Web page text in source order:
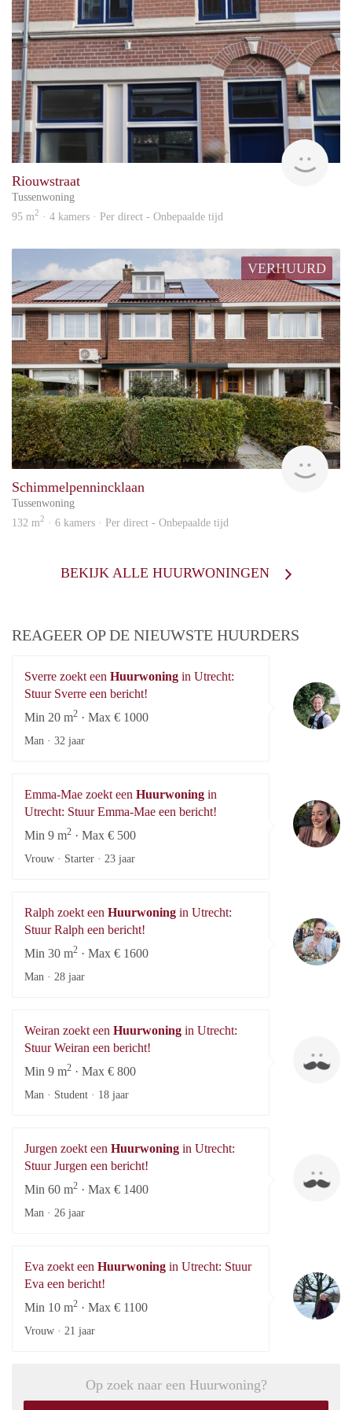
Riouwstraat
Tussenwoning
95 m2 · 4 kamers · Per direct - Onbepaalde tijd
VERHUURD
Otten
Schimmelpennincklaan
Tussenwoning
132 m2 · 6 kamers · Per direct - Onbepaalde tijd
BEKIJK ALLE HUURWONINGEN
REAGEER OP DE NIEUWSTE HUURDERS
Sverre zoekt een Huurwoning in Utrecht:
Stuur Sverre een bericht!
Min 20 m2 · Max € 1000
Man · 32 jaar
Emma-Mae zoekt een Huurwoning in
Utrecht: Stuur Emma-Mae een bericht!
Min 9 m2 · Max € 500
Vrouw · Starter · 23 jaar
Ralph zoekt een Huurwoning in Utrecht:
Stuur Ralph een bericht!
Min 30 m2 · Max € 1600
Man · 28 jaar
Weiran zoekt een Huurwoning in Utrecht:
Stuur Weiran een bericht!
Min 9 m2 · Max € 800
Man · Student · 18 jaar
Jurgen zoekt een Huurwoning in Utrecht:
Stuur Jurgen een bericht!
Min 60 m2 · Max € 1400
Man · 26 jaar
Eva zoekt een Huurwoning in Utrecht: Stuur
Eva een bericht!
Min 10 m2 · Max € 1100
Vrouw · 21 jaar
Op zoek naar een Huurwoning?